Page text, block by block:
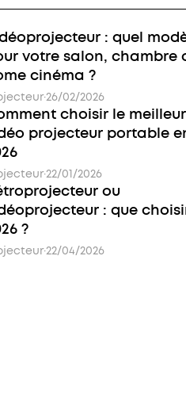
: quel
votre salon, chambre
cinéma ?
·26/02/2026
choisir le meilleur
projecteur portable
·22/01/2026
ou
: que
?
·22/04/2026